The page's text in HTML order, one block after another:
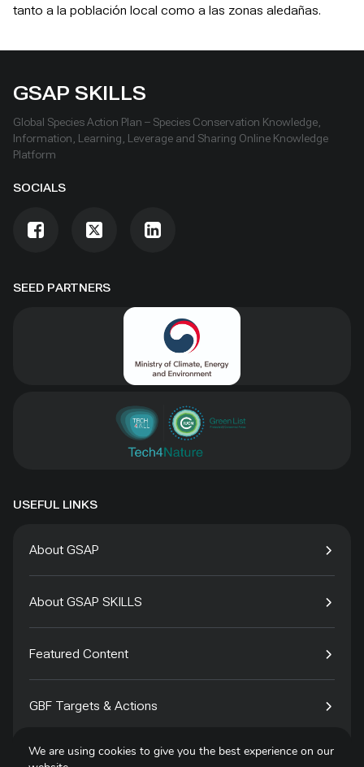
tanto a la población local como a las zonas aledañas.
SEED PARTNERS
GSAP SKILLS
Global Species Action Plan – Species Conservation Knowledge,
Information, Learning, Leverage and Sharing Online Knowledge
Platform
SOCIALS
USEFUL LINKS
About GSAP
About GSAP SKILLS
Featured Content
GBF Targets & Actions
Tech4Species
We are using cookies to give you the best experience on our